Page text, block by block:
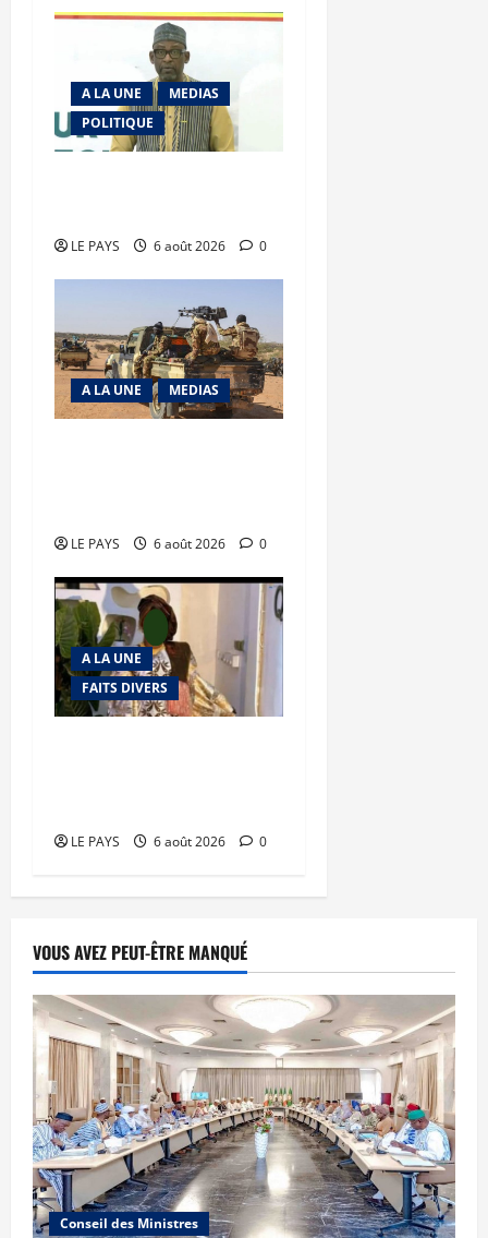
A LA UNE
MEDIAS
POLITIQUE
LE PAYS 6 août 2026 0
A LA UNE MEDIAS
LE PAYS 6 août 2026 0
A LA UNE
FAITS DIVERS
LE PAYS 6 août 2026 0
VOUS AVEZ PEUT-ÊTRE MANQUÉ
Conseil des Ministres